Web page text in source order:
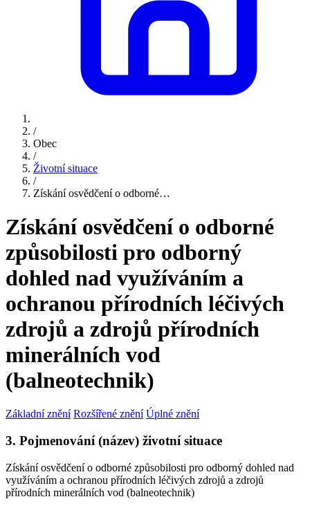
/
Obec
/
Životní situace
/
Získání osvědčení o odborné…
Získání osvědčení o odborné
způsobilosti pro odborný
dohled nad využíváním a
ochranou přírodních léčivých
zdrojů a zdrojů přírodních
minerálních vod
(balneotechnik)
Základní znění Rozšířené znění Úplné znění
3. Pojmenování (název) životní situace
Získání osvědčení o odborné způsobilosti pro odborný dohled nad
využíváním a ochranou přírodních léčivých zdrojů a zdrojů
přírodních minerálních vod (balneotechnik)